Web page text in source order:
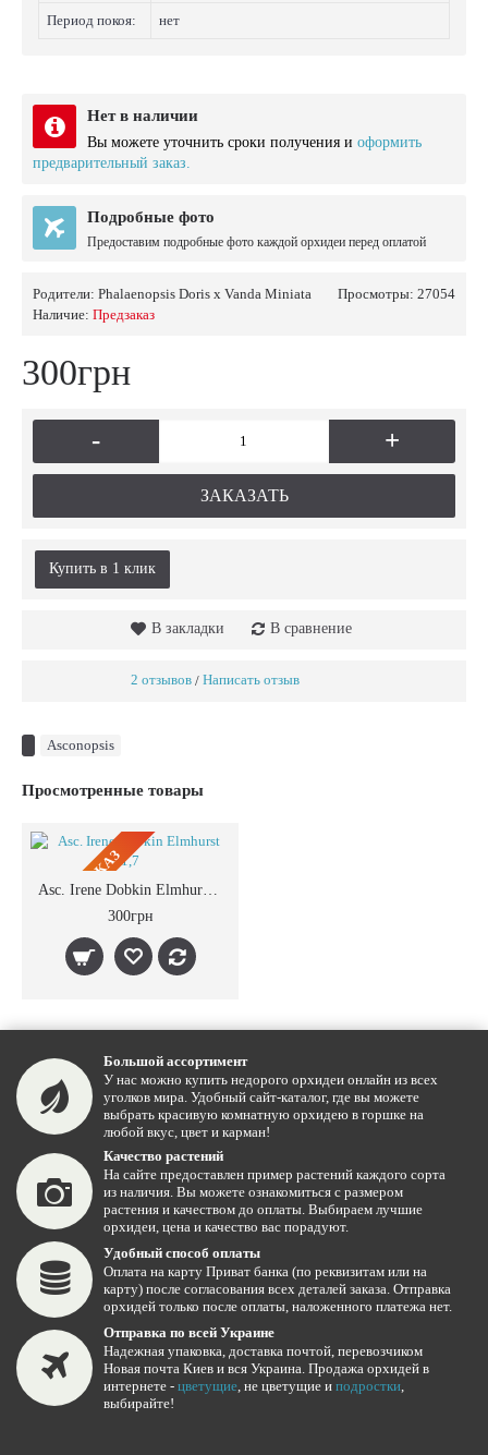
Период покоя: нет
Нет в наличии
Вы можете уточнить сроки получения и оформить
предварительный заказ.
Подробные фото
Предоставим подробные фото каждой орхидеи перед оплатой
Просмотры: 27054
Родители: Phalaenopsis Doris x Vanda Miniata
Наличие: Предзаказ
300грн
- +
ЗАКАЗАТЬ
Купить в 1 клик
В закладки В сравнение
2 отзывов / Написать отзыв
Asconopsis
Просмотренные товары
ПРЕДЗАКАЗ
Asc. Irene Dobkin Elmhurst 1,7
300грн
Большой ассортимент
У нас можно купить недорого орхидеи онлайн из всех
уголков мира. Удобный сайт-каталог, где вы можете
выбрать красивую комнатную орхидею в горшке на
любой вкус, цвет и карман!
Качество растений
На сайте предоставлен пример растений каждого сорта
из наличия. Вы можете ознакомиться с размером
растения и качеством до оплаты. Выбираем лучшие
орхидеи, цена и качество вас порадуют.
Удобный способ оплаты
Оплата на карту Приват банка (по реквизитам или на
карту) после согласования всех деталей заказа. Отправка
орхидей только после оплаты, наложенного платежа нет.
Отправка по всей Украине
Надежная упаковка, доставка почтой, перевозчиком
Новая почта Киев и вся Украина. Продажа орхидей в
интернете - цветущие, не цветущие и подростки,
выбирайте!